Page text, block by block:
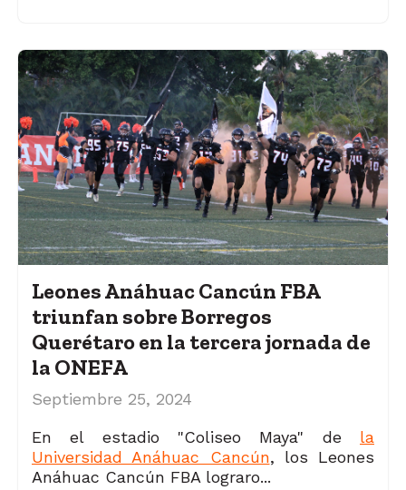
Leones Anáhuac Cancún FBA
triunfan sobre Borregos
Querétaro en la tercera jornada de
la ONEFA
Septiembre 25, 2024
En el estadio "Coliseo Maya" de la
Universidad Anáhuac Cancún, los Leones
Anáhuac Cancún FBA lograro...